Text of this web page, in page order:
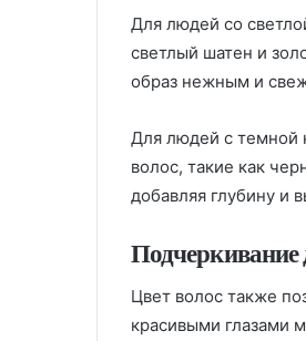
Для людей со
светлый шатен и
образ нежным и
Для людей с темной
волос, такие как
добавляя глубину и
Подчеркивание
Цвет волос также
красивыми глазами